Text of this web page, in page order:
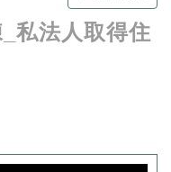
私法人取得住